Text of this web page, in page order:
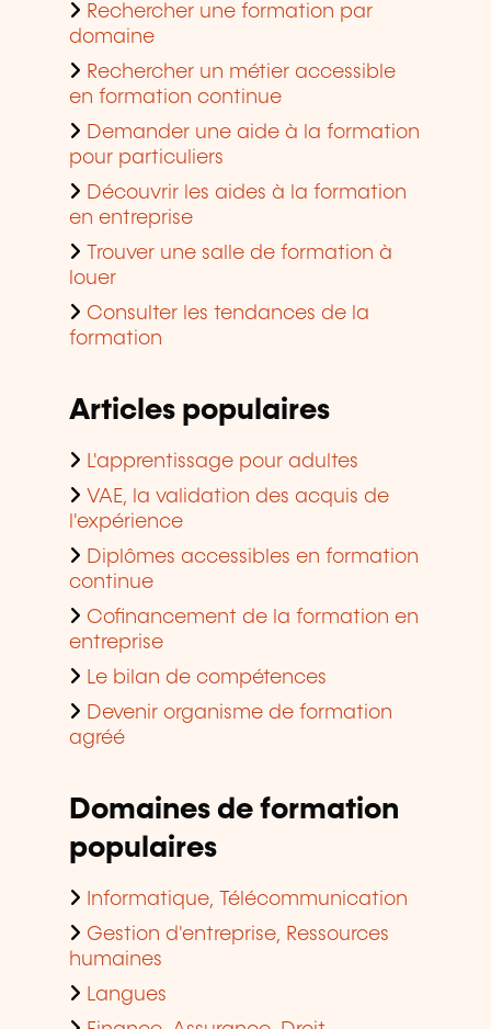
Rechercher une formation par
domaine
Rechercher un métier accessible
en formation continue
Demander une aide à la formation
pour particuliers
Découvrir les aides à la formation
en entreprise
Trouver une salle de formation à
louer
Consulter les tendances de la
formation
Articles populaires
L'apprentissage pour adultes
VAE, la validation des acquis de
l'expérience
Diplômes accessibles en formation
continue
Cofinancement de la formation en
entreprise
Le bilan de compétences
Devenir organisme de formation
agréé
Domaines de formation
populaires
Informatique, Télécommunication
Gestion d'entreprise, Ressources
humaines
Langues